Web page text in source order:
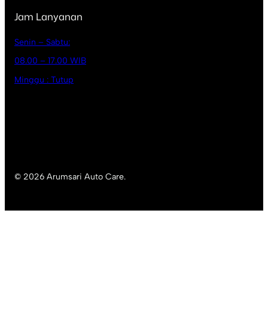
Jam Lanyanan
Senin – Sabtu:
08.00 – 17.00 WIB
Minggu : Tutup
© 2026 Arumsari Auto Care.